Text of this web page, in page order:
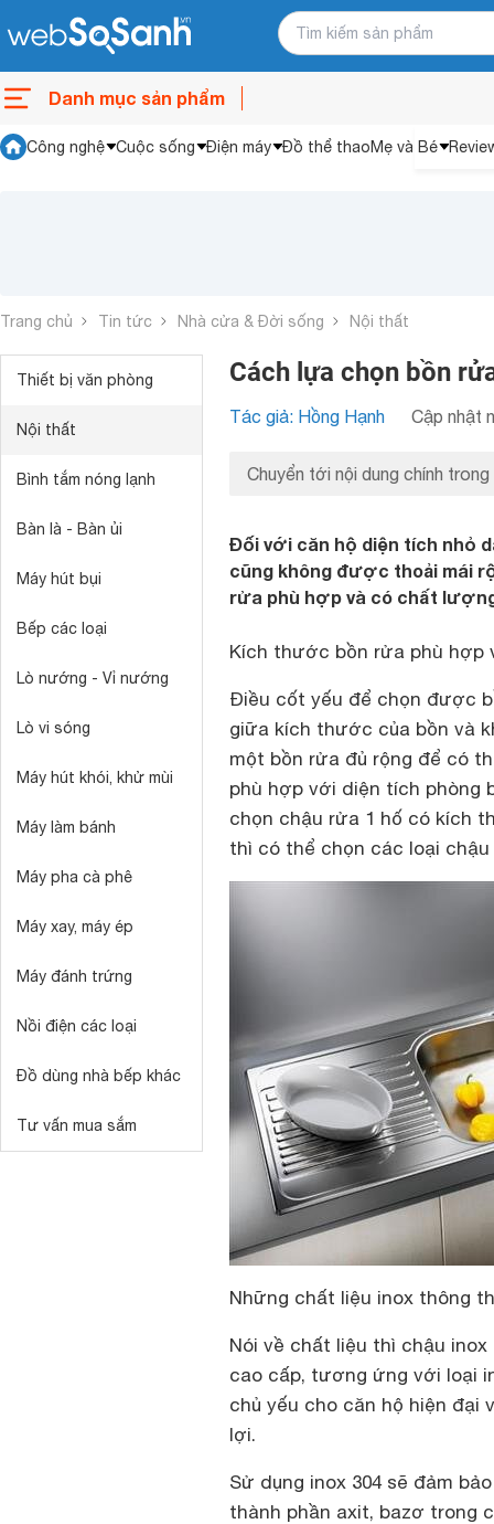
Danh mục sản phẩm
Công nghệ Cuộc sống Điện máy Đồ thể thaoMẹ và Bé
Trang chủ Tin tức Nhà cửa & Đời sống Nội thất
Thiết bị văn phòng
Nội thất
Bình tắm nóng lạnh
Bàn là - Bàn ủi
Máy hút bụi
Bếp các loại
Lò nướng - Vỉ nướng
Lò vi sóng
Máy hút khói, khử mùi
Máy làm bánh
Máy pha cà phê
Máy xay, máy ép
Máy đánh trứng
Nồi điện các loại
Đồ dùng nhà bếp khác
Tư vấn mua sắm
Cách lựa chọn bồn
Tác giả: Hồng Hạnh Cập nhật
Chuyển tới nội dung chính trong
Đối với căn hộ diện tích nhỏ
cũng không được thoải mái
rửa phù hợp và có chất
Kích thước bồn rửa phù hợp
Điều cốt yếu để chọn được
giữa kích thước của bồn và
một bồn rửa đủ rộng để có
phù hợp với diện tích phòng
chọn chậu rửa 1 hố có kích
thì có thể chọn các loại
Những chất liệu inox thông
Nói về chất liệu thì chậu
cao cấp, tương ứng với loại
chủ yếu cho căn hộ hiện đại
lợi.
Sử dụng inox 304 sẽ đảm
thành phần axit, bazơ trong